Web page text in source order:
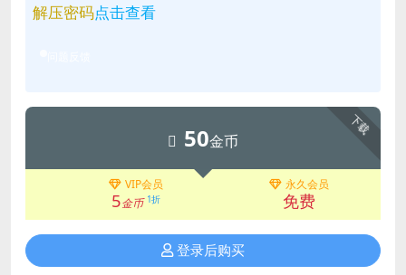
解压密码点击查看
下载
50金币
VIP会员
5金币 1折
永久会员
免费
登录后购买